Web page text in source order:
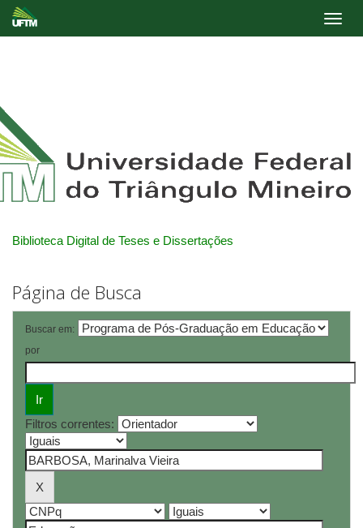
Biblioteca Digital de Teses e Dissertações
Página de Busca
Buscar em:
por
Filtros correntes: